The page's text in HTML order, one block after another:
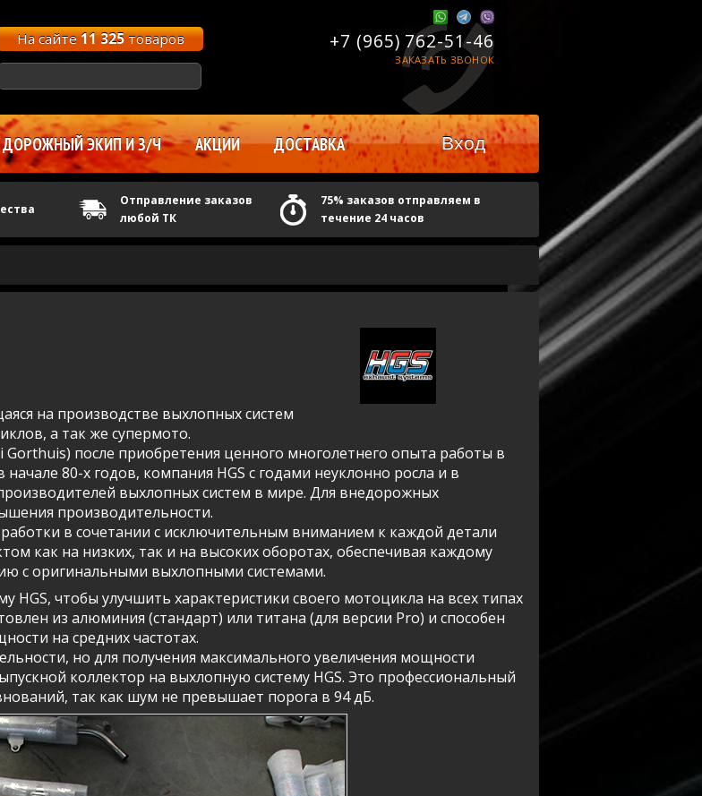
на производстве выхлопных систем
а так же супермото.
после приобретения ценного многолетнего опыта работы в
80-х годов, компания HGS с годами неуклонно росла и в
выхлопных систем в мире. Для внедорожных
производительности.
в сочетании с исключительным вниманием к каждой детали
как на низких, так и на высоких оборотах, обеспечивая каждому
с оригинальными выхлопными системами.
чтобы улучшить характеристики своего мотоцикла на всех типах
из алюминия (стандарт) или титана (для версии Pro) и способен
на средних частотах.
но для получения максимального увеличения мощности
коллектор на выхлопную систему HGS. Это профессиональный
так как шум не превышает порога в 94 дБ.
На сайте11 325товаров +7 (965) 762-51-46
ЗАКАЗАТЬ ЗВОНОК
ДОРОЖНЫЙ ЭКИП И З/Ч АКЦИИ ДОСТАВКА Вход
Отправление заказов
любой ТК
75% заказов отправляем в
течение 24 часов